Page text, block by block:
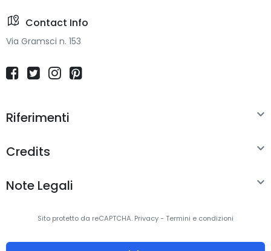
Contact Info
Via Gramsci n. 153
Riferimenti 
Credits 
Note Legali 
Sito protetto da reCAPTCHA. Privacy- Termini e condizioni